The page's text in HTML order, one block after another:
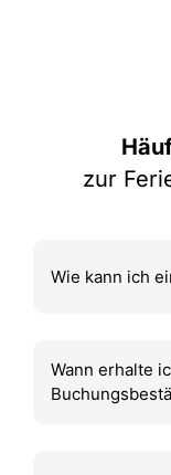
zur
Wie kann ich
Wann erhalte